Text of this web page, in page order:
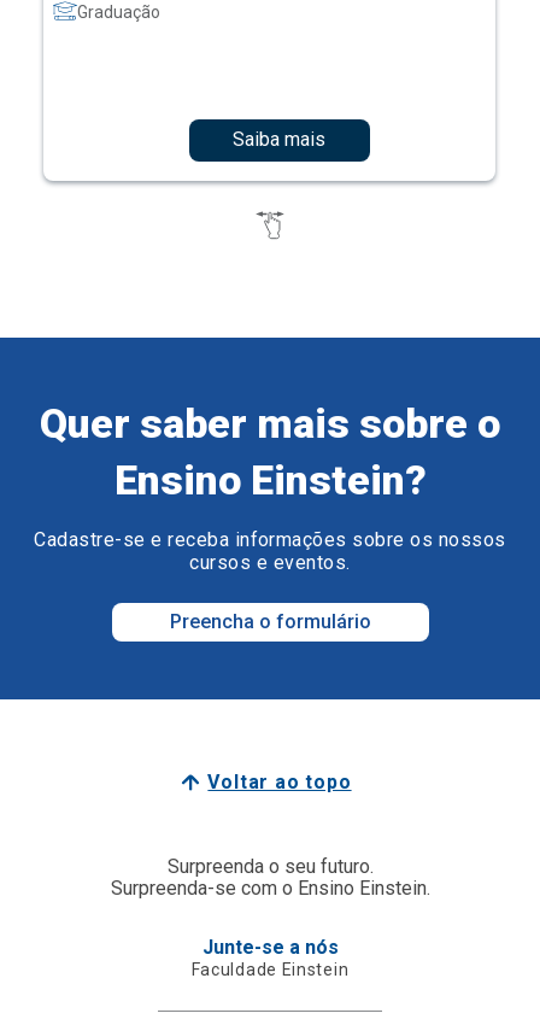
Graduação
Saiba mais
Quer saber mais sobre o
Ensino Einstein?
Cadastre-se e receba informações sobre os nossos
cursos e eventos.
Preencha o formulário
Voltar ao topo
Surpreenda o seu futuro.
Surpreenda-se com o Ensino Einstein.
Junte-se a nós
Faculdade Einstein